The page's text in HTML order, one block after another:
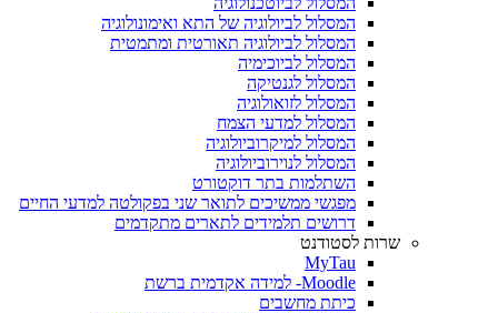
המסלול לביולוגיה של התא ואימונולוגיה
המסלול לביולוגיה תאורטית ומתמטית
המסלול לביוכימיה
המסלול לגנטיקה
המסלול לזואולוגיה
המסלול למדעי הצמח
המסלול למיקרוביולוגיה
המסלול לנוירוביולוגיה
השתלמות בתר דוקטורט
מפגשי ממשיכים לתואר שני בפקולטה למדעי החיים
דרושים תלמידים לתארים מתקדמים
שרות לסטודנט
MyTau
Moodle- למידה אקדמית ברשת
כיתת מחשבים